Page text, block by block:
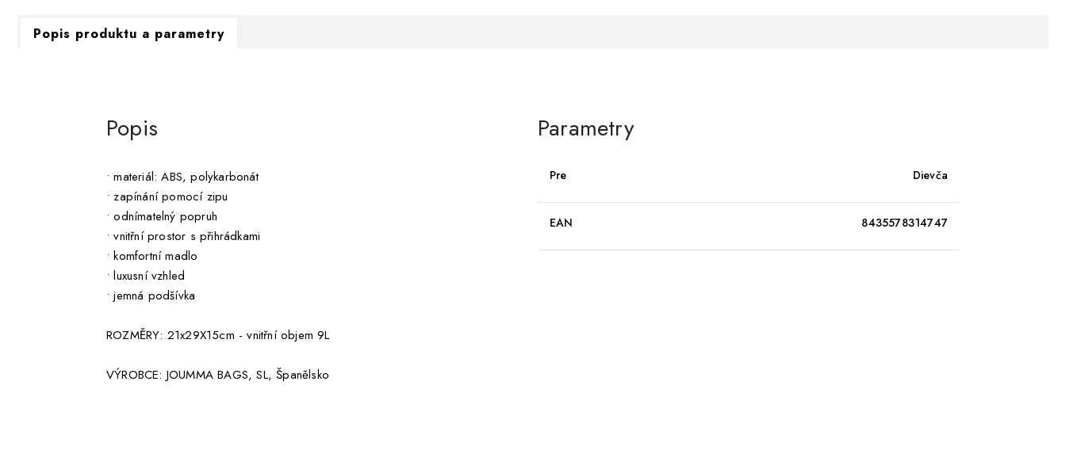
Popis produktu a parametry
Popis
• materiál: ABS, polykarbonát
• zapínání pomocí zipu
• odnímatelný popruh
• vnitřní prostor s přihrádkami
• komfortní madlo
• luxusní vzhled
• jemná podšívka
ROZMĚRY: 21x29X15cm - vnitřní objem 9L
VÝROBCE: JOUMMA BAGS, SL, Španělsko
Parametry
Pre Dievča
EAN 8435578314747